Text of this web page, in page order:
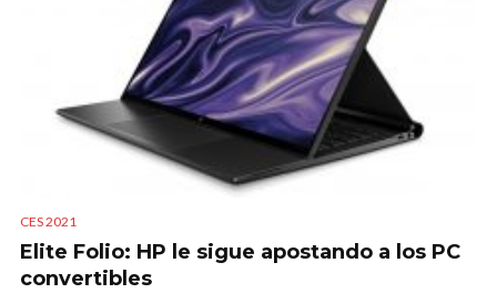
CES 2021
Elite Folio: HP le sigue apostando a los PC
convertibles